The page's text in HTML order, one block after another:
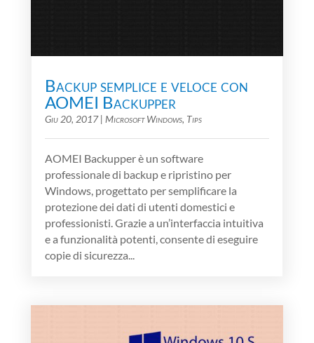
Backup semplice e veloce con
AOMEI Backupper
Giu 20, 2017| Microsoft Windows, Tips
AOMEI Backupper è un software
professionale di backup e ripristino per
Windows, progettato per semplificare la
protezione dei dati di utenti domestici e
professionisti. Grazie a un’interfaccia intuitiva
e a funzionalità potenti, consente di eseguire
copie di sicurezza...